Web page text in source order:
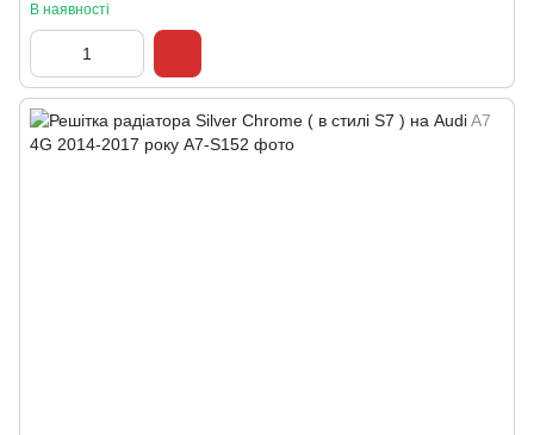
В наявності